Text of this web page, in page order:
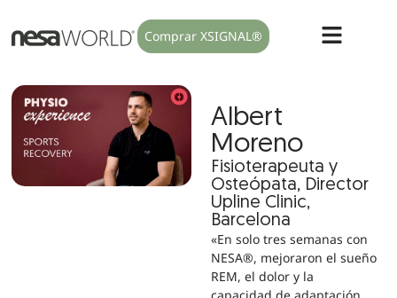
Comprar XSIGNAL®
Albert
Moreno
Fisioterapeuta y
Osteópata, Director
Upline Clinic,
Barcelona
«En solo tres semanas con
NESA®, mejoraron el sueño
REM, el dolor y la
capacidad de adaptación.